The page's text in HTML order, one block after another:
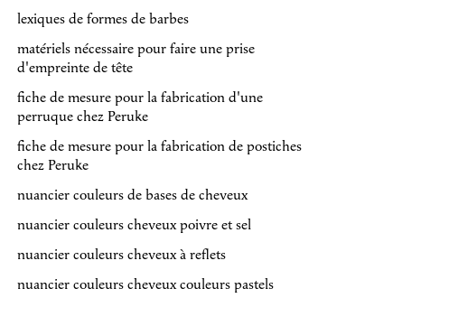
lexiques de formes de barbes
matériels nécessaire pour faire une prise
d'empreinte de tête
fiche de mesure pour la fabrication d'une
perruque chez Peruke
fiche de mesure pour la fabrication de postiches
chez Peruke
nuancier couleurs de bases de cheveux
nuancier couleurs cheveux poivre et sel
nuancier couleurs cheveux à reflets
nuancier couleurs cheveux couleurs pastels